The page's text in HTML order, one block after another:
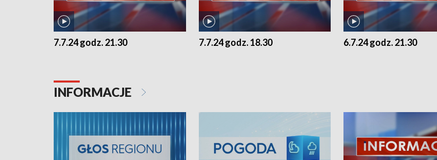
7.7.24 godz. 21.30 7.7.24 godz. 18.30 6.7.24 godz. 21.30
INFORMACJE